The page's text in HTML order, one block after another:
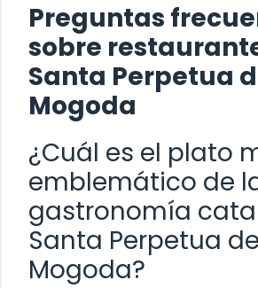
Preguntas
sobre
Santa Perpetua
Mogoda
¿Cuál es el plato
emblemático de
gastronomía
Santa Perpetua de
Mogoda?